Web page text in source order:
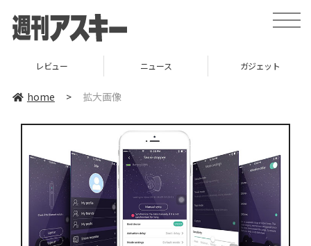
toggle
レビュー ニュース ガジェット
home > 拡大画像